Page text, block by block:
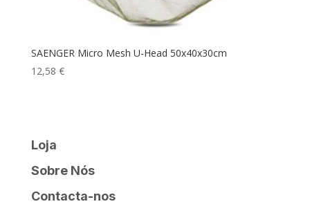
SAENGER Micro Mesh U-Head 50x40x30cm
12,58 €
Loja
Sobre Nós
Contacta-nos